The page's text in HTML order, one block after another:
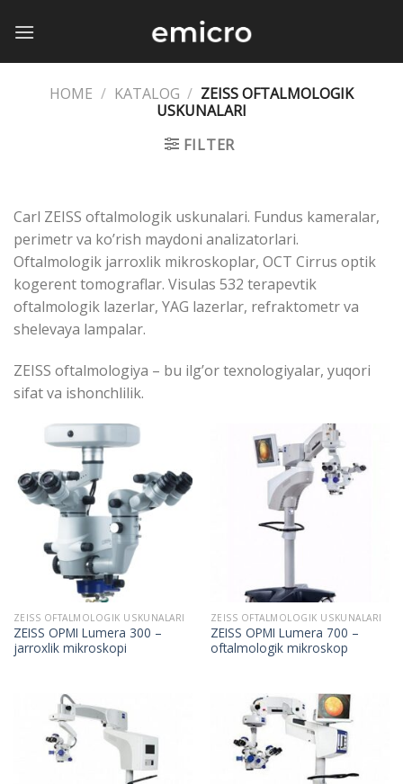
HOME / KATALOG / ZEISS OFTALMOLOGIK
USKUNALARI
FILTER
Carl ZEISS oftalmologik uskunalari. Fundus kameralar,
perimetr va ko’rish maydoni analizatorlari.
Oftalmologik jarroxlik mikroskoplar, OCT Cirrus optik
kogerent tomograflar. Visulas 532 terapevtik
oftalmologik lazerlar, YAG lazerlar, refraktometr va
shelevaya lampalar.
ZEISS oftalmologiya – bu ilg’or texnologiyalar, yuqori
sifat va ishonchlilik.
ZEISS OFTALMOLOGIK USKUNALARI
ZEISS OPMI Lumera 300 –
jarroxlik mikroskopi
ZEISS OFTALMOLOGIK USKUNALARI
ZEISS OPMI Lumera 700 –
oftalmologik mikroskop